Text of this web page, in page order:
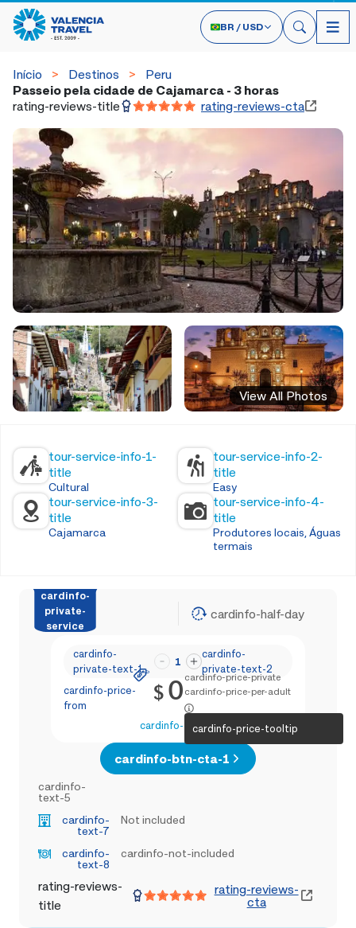
BR / USD
Início Destinos
Peru
Passeio pela cidade de Cajamarca - 3 horas
rating-reviews-title
rating-reviews-cta
View All Photos
tour-service-info-1-
title
Cultural
tour-service-info-2-
title
Easy
tour-service-info-3-
title
Cajamarca
tour-service-info-4-
title
Produtores locais, Águas
termais
cardinfo-
private-
service
cardinfo-half-day
cardinfo-
private-text-1
1
cardinfo-
private-text-2
cardinfo-price-
from
$0 cardinfo-price-private
cardinfo-price-per-adult
cardinfo-price-tooltip
cardinfo-text-4
cardinfo-btn-cta-1
cardinfo-
text-5
cardinfo-
text-7
Not included
cardinfo-
text-8
cardinfo-not-included
rating-reviews-
title
rating-reviews-
cta